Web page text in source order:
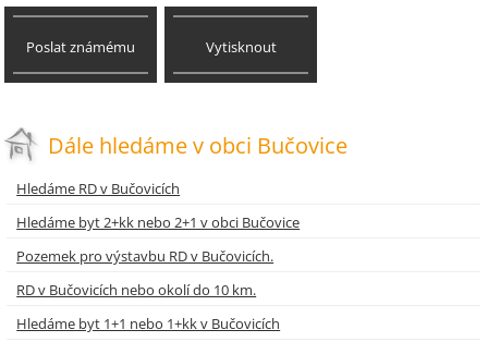
Poslat známému Vytisknout
Dále hledáme v obci Bučovice
Hledáme RD v Bučovicích
Hledáme byt 2+kk nebo 2+1 v obci Bučovice
Pozemek pro výstavbu RD v Bučovicích.
RD v Bučovicích nebo okolí do 10 km.
Hledáme byt 1+1 nebo 1+kk v Bučovicích